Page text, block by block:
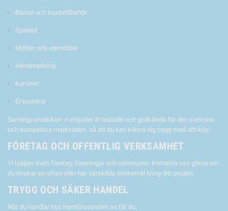
Bastur och bastutillbehör
Spabad
Möbler och utemöbler
Heminredning
Kaminer
El-scootrar
Samtliga produkter vi erbjuder är testade och godkända för den svenska
och europeiska marknaden, så att du kan känna dig trygg med ditt köp.
FÖRETAG OCH OFFENTLIG VERKSAMHET
Vi hjälper även företag, föreningar och kommuner. Kontakta oss gärna om
du önskar en offert eller har särskilda önskemål kring ditt projekt.
TRYGG OCH SÄKER HANDEL
När du handlar hos HemGrossisten.se får du: